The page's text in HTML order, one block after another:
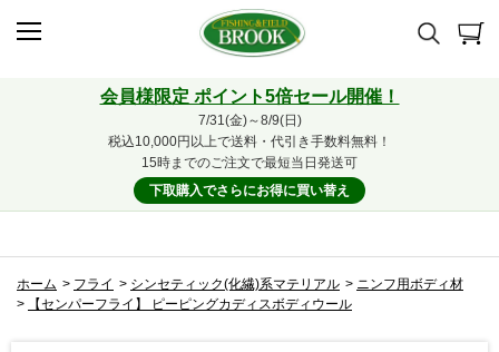
会員様限定 ポイント5倍セール開催！
7/31(金)～8/9(日)
税込10,000円以上で送料・代引き手数料無料！
15時までのご注文で最短当日発送可
下取購入でさらにお得に買い替え
ホーム > フライ > シンセティック(化繊)系マテリアル > ニンフ用ボディ材
>
【センパーフライ】 ピーピングカディスボディウール